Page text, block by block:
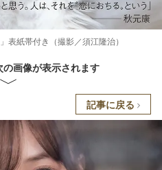
表紙帯付き（撮影／須江隆治）
画像が表示されます
記事に戻る